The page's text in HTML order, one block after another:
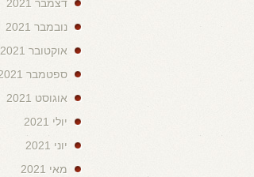
דצמבר 2021
נובמבר 2021
אוקטובר 2021
ספטמבר 2021
אוגוסט 2021
יולי 2021
יוני 2021
מאי 2021